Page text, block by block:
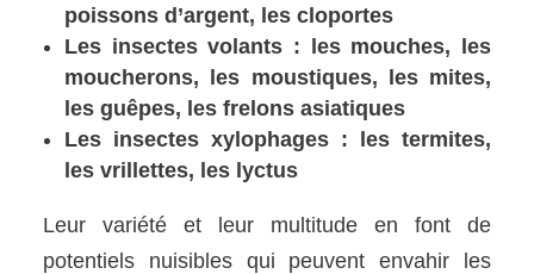
poissons d’argent, les cloportes
Les insectes volants : les mouches, les
moucherons, les moustiques, les mites,
les guêpes, les frelons asiatiques
Les insectes xylophages : les termites,
les vrillettes, les lyctus
Leur variété et leur multitude en font de
potentiels nuisibles qui peuvent envahir les